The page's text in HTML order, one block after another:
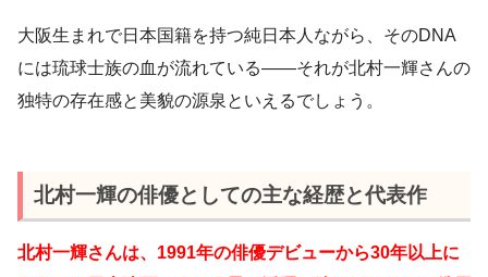
大阪生まれで日本国籍を持つ純日本人ながら、そのDNA
には琉球士族の血が流れている——それが北村一輝さんの
独特の存在感と美貌の源泉といえるでしょう。
北村一輝の俳優としての主な経歴と代表作
北村一輝さんは、1991年の俳優デビューから30年以上に